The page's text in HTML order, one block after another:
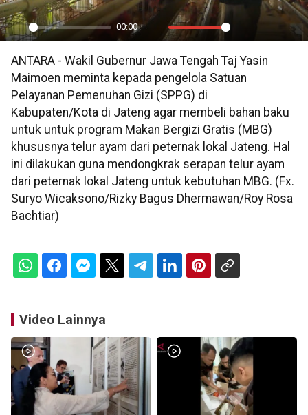
Play
00:00
Mute Settings
PIP
ANTARA - Wakil Gubernur Jawa Tengah Taj Yasin
Maimoen meminta kepada pengelola Satuan
Pelayanan Pemenuhan Gizi (SPPG) di
Kabupaten/Kota di Jateng agar membeli bahan baku
untuk untuk program Makan Bergizi Gratis (MBG)
khususnya telur ayam dari peternak lokal Jateng. Hal
ini dilakukan guna mendongkrak serapan telur ayam
dari peternak lokal Jateng untuk kebutuhan MBG. (Fx.
Suryo Wicaksono/Rizky Bagus Dhermawan/Roy Rosa
Bachtiar)
Video Lainnya